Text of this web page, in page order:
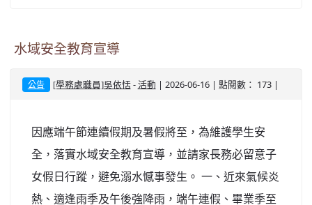
水域安全教育宣導
公告 [學務處職員]吳依恬- 活動 | 2026-06-16 | 點閱數： 173 |
因應端午節連續假期及暑假將至，為維護學生安
全，落實水域安全教育宣導，並請家長務必留意子
女假日行蹤，避免溺水憾事發生。 一、近來氣候炎
熱、適逢雨季及午後強降雨，端午連假、畢業季至